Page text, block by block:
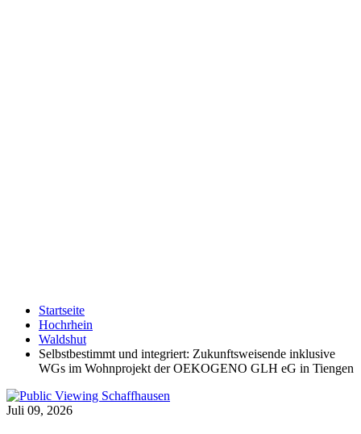
Startseite
Hochrhein
Waldshut
Selbstbestimmt und integriert: Zukunftsweisende inklusive
WGs im Wohnprojekt der OEKOGENO GLH eG in Tiengen
Juli 09, 2026